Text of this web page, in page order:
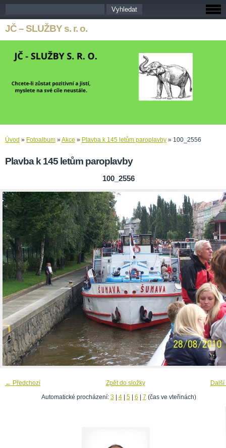
JČ – SLUŽBY s. r. o.
Úvod » Fotoalbum »Akce » Plavba k 145 letům paroplavby » 100_2556
Plavba k 145 letům paroplavby
100_2556
← Předchozí
Zpět do složky
Automatické procházení: 3| 4| 5| 6 7 (čas ve vteřinách)